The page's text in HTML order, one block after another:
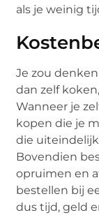
als je weinig
Je zou
dan zelf
Wanneer je
kopen die je
die
Bovendien
opruimen en
bestellen bij
dus tijd, geld